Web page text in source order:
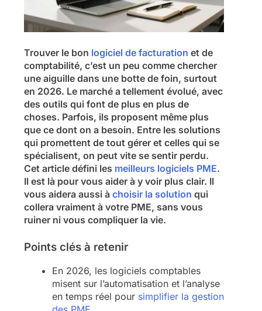
Trouver le bon logiciel de facturation et de
comptabilité, c’est un peu comme chercher
une aiguille dans une botte de foin, surtout
en 2026. Le marché a tellement évolué, avec
des outils qui font de plus en plus de
choses. Parfois, ils proposent même plus
que ce dont on a besoin. Entre les solutions
qui promettent de tout gérer et celles qui se
spécialisent, on peut vite se sentir perdu.
Cet article défini les meilleurs logiciels PME.
Il est là pour vous aider à y voir plus clair. Il
vous aidera aussi à choisir la solution qui
collera vraiment à votre PME, sans vous
ruiner ni vous compliquer la vie.
Points clés à retenir
En 2026, les logiciels comptables
misent sur l’automatisation et l’analyse
en temps réel pour simplifier la gestion